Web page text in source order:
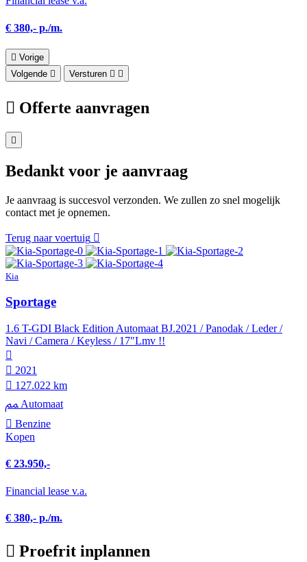
€ 380,- p./m.
Vorige
Volgende
Versturen
Offerte aanvragen
Bedankt voor je aanvraag
Je aanvraag is succesvol verzonden. We zullen zo snel mogelijk
contact met je opnemen.
Terug naar voertuig
Kia
Sportage
1.6 T-GDI Black Edition Automaat BJ.2021 / Panodak / Leder /
Navi / Camera / Keyless / 17"Lmv !!
2021
127.022 km
Automaat
Benzine
Kopen
€ 23.950,-
Financial lease v.a.
€ 380,- p./m.
Proefrit inplannen